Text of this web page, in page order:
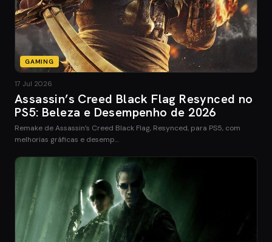
GAMING
17 Jul 2026
Assassin’s Creed Black Flag Resynced no
PS5: Beleza e Desempenho de 2026
Remake de Assassin’s Creed Black Flag, Resynced, para PS5, com
melhorias gráficas e desemp…